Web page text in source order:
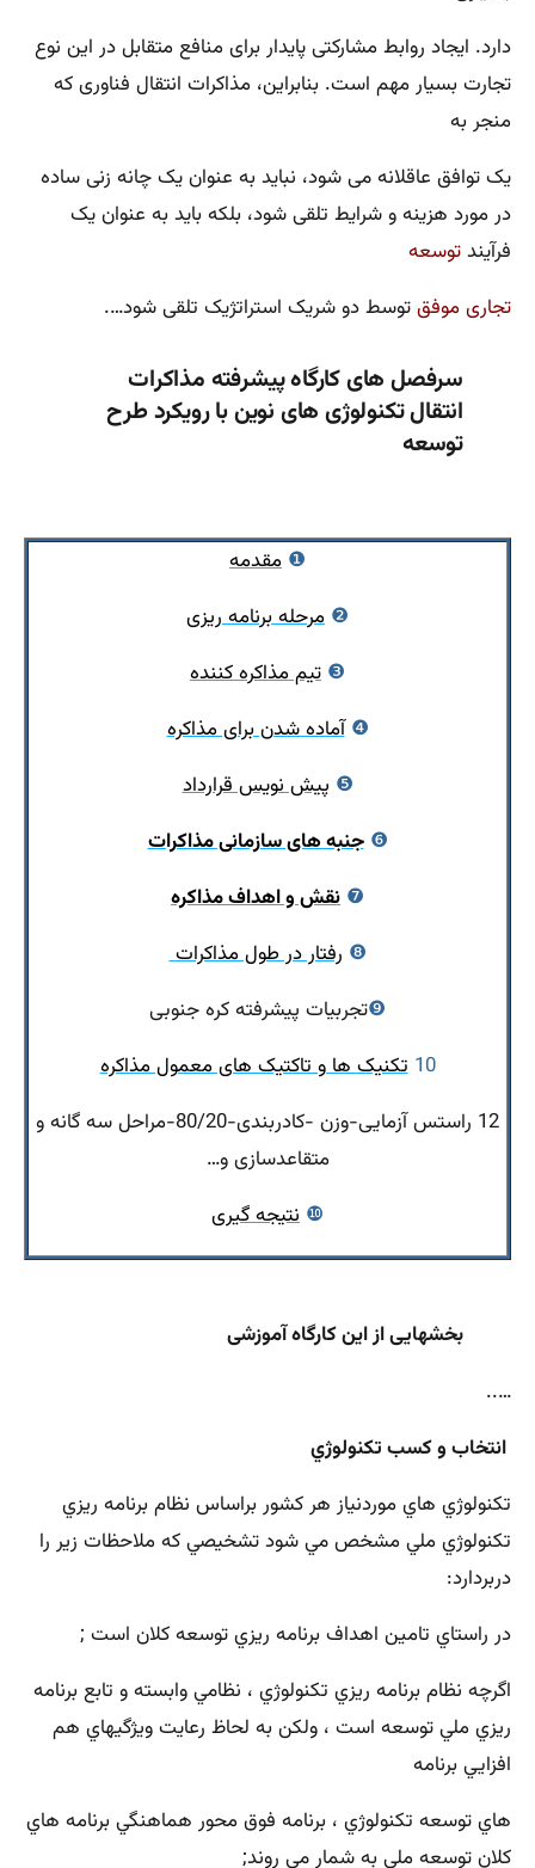
دارد. ایجاد روابط مشارکتی پایدار برای منافع متقابل در این نوع
تجارت بسیار مهم است. بنابراین، مذاکرات انتقال فناوری که
منجر به
یک توافق عاقلانه می شود، نباید به عنوان یک چانه زنی ساده
در مورد هزینه و شرایط تلقی شود، بلکه باید به عنوان یک
فرآیندتوسعه
تجاری موفقتوسط دو شریک استراتژیک تلقی شود….
سرفصل های کارگاه پیشرفته مذاکرات
انتقال تکنولوژی های نوین با رویکرد طرح
توسعه
❶ مقدمه
❷ مرحله برنامه ریزی
❸ تیم مذاکره کننده
❹آماده شدن برای مذاکره
❺ پیش نویس قرارداد
❻جنبه های سازمانی مذاکرات
❼ نقش و اهداف مذاکره
❽ رفتار در طول مذاکرات
❾تجربیات پیشرفته کره جنوبی
10 تکنیک ها و تاکتیک های معمول مذاکره
12 راستس آزمایی-وزن -کادربندی-80/20-مراحل سه گانه و
متقاعدسازی و…
❿ نتیجه گیری
بخشهایی از این کارگاه آموزشی
…..
انتخاب و كسب تكنولوژي
تكنولوژي هاي موردنياز هر كشور براساس نظام برنامه ريزي
تكنولوژي ملي مشخص مي شود تشخيصي كه ملاحظات زير را
دربردارد:
در راستاي تامين اهداف برنامه ريزي توسعه كلان است ;
اگرچه نظام برنامه ريزي تكنولوژي ، نظامي وابسته و تابع برنامه
ريزي ملي توسعه است ، ولكن به لحاظ رعايت ويژگيهاي هم
افزايي برنامه
هاي توسعه تكنولوژي ، برنامه فوق محور هماهنگي برنامه هاي
كلان توسعه ملي به شمار مي روند;